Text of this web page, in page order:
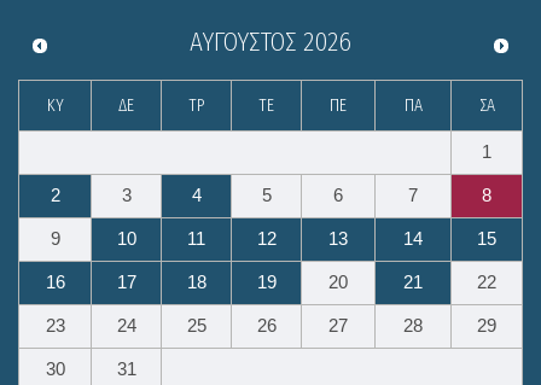
ΑΎΓΟΥΣΤΟΣ 2026
ΚΥ ΔΕ ΤΡ ΤΕ ΠΕ ΠΑ ΣΑ
1
2 3 4 5 6 7 8
9 10 11 12 13 14 15
16 17 18 19 20 21 22
23 24 25 26 27 28 29
30 31